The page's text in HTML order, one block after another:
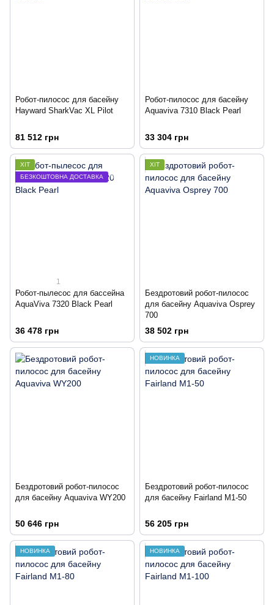
Робот-пилосос для басейну
Hayward SharkVac XL Pilot
81 512 грн
Робот-пилосос для басейну
Aquaviva 7310 Black Pearl
33 304 грн
ХІТ
БЕЗКОШТОВНА ДОСТАВКА
1
Робот-пылесоc для бассейна
AquaViva 7320 Black Pearl
36 478 грн
ХІТ
Бездротовий робот-пилосос
для басейну Aquaviva Osprey
700
38 502 грн
Бездротовий робот-пилосос
для басейну Aquaviva WY200
50 646 грн
НОВИНКА
Бездротовий робот-пилосос
для басейну Fairland M1-50
56 205 грн
НОВИНКА НОВИНКА